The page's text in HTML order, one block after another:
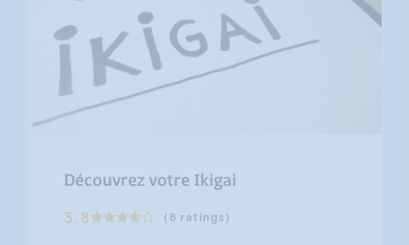
Découvrez votre Ikigai
3.8 (8 ratings)